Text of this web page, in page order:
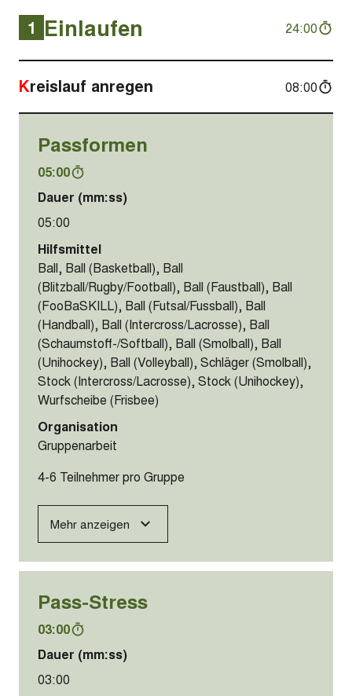
1 Einlaufen 24:00
Kreislauf anregen 08:00
Passformen
05:00
Dauer (mm:ss)
05:00
Hilfsmittel
Ball, Ball (Basketball), Ball
(Blitzball/Rugby/Football), Ball (Faustball), Ball
(FooBaSKILL), Ball (Futsal/Fussball), Ball
(Handball), Ball (Intercross/Lacrosse), Ball
(Schaumstoff-/Softball), Ball (Smolball), Ball
(Unihockey), Ball (Volleyball), Schläger (Smolball),
Stock (Intercross/Lacrosse), Stock (Unihockey),
Wurfscheibe (Frisbee)
Organisation
Gruppenarbeit
4-6 Teilnehmer pro Gruppe
Mehr anzeigen
Pass-Stress
03:00
Dauer (mm:ss)
03:00